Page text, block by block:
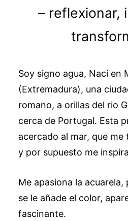
– reflexionar,
Soy signo agua, Nací en
(Extremadura), una
romano, a orillas del rio
cerca de Portugal. Esta
acercado al mar, que
y por supuesto me
Me apasiona la acuarela,
se le añade el color,
fascinante.